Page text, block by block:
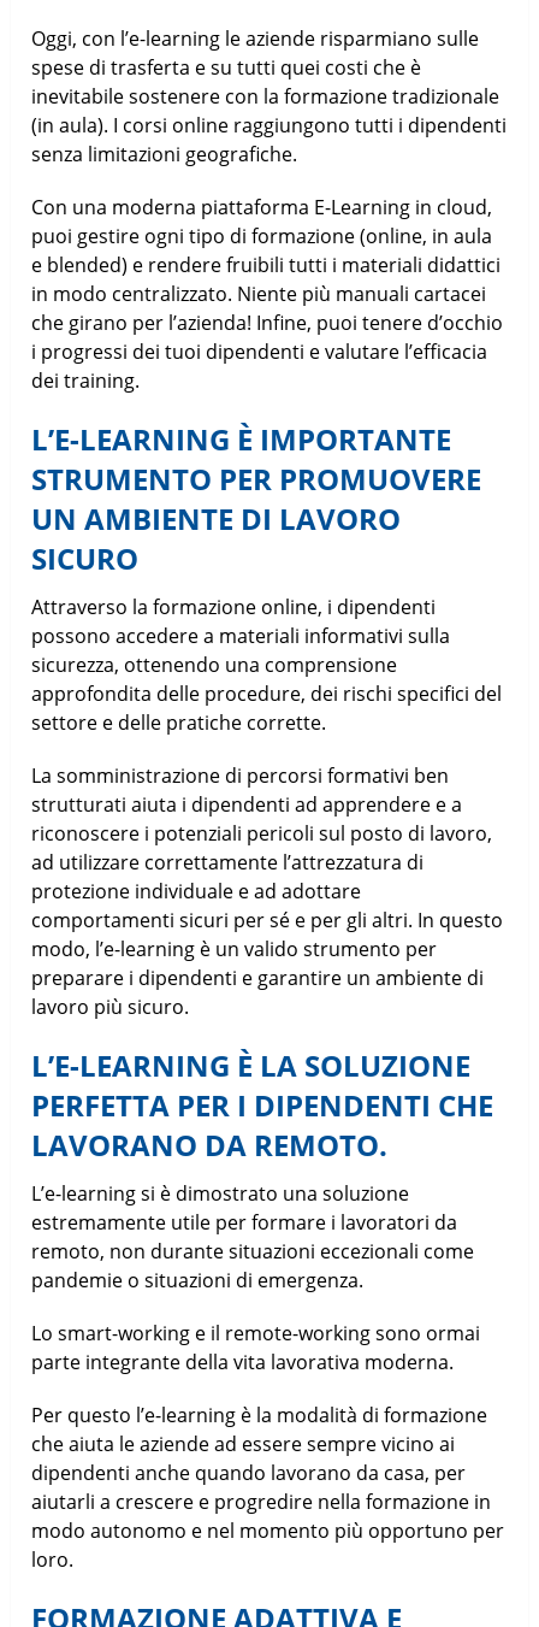
Oggi, con l’e-learning le aziende risparmiano sulle
spese di trasferta e su tutti quei costi che è
inevitabile sostenere con la formazione tradizionale
(in aula). I corsi online raggiungono tutti i dipendenti
senza limitazioni geografiche.
Con una moderna piattaforma E-Learning in cloud,
puoi gestire ogni tipo di formazione (online, in aula
e blended) e rendere fruibili tutti i materiali didattici
in modo centralizzato. Niente più manuali cartacei
che girano per l’azienda! Infine, puoi tenere d’occhio
i progressi dei tuoi dipendenti e valutare l’efficacia
dei training.
L’E-LEARNING È IMPORTANTE
STRUMENTO PER PROMUOVERE
UN AMBIENTE DI LAVORO
SICURO
Attraverso la formazione online, i dipendenti
possono accedere a materiali informativi sulla
sicurezza, ottenendo una comprensione
approfondita delle procedure, dei rischi specifici del
settore e delle pratiche corrette.
La somministrazione di percorsi formativi ben
strutturati aiuta i dipendenti ad apprendere e a
riconoscere i potenziali pericoli sul posto di lavoro,
ad utilizzare correttamente l’attrezzatura di
protezione individuale e ad adottare
comportamenti sicuri per sé e per gli altri. In questo
modo, l’e-learning è un valido strumento per
preparare i dipendenti e garantire un ambiente di
lavoro più sicuro.
L’E-LEARNING È LA SOLUZIONE
PERFETTA PER I DIPENDENTI CHE
LAVORANO DA REMOTO.
L’e-learning si è dimostrato una soluzione
estremamente utile per formare i lavoratori da
remoto, non durante situazioni eccezionali come
pandemie o situazioni di emergenza.
Lo smart-working e il remote-working sono ormai
parte integrante della vita lavorativa moderna.
Per questo l’e-learning è la modalità di formazione
che aiuta le aziende ad essere sempre vicino ai
dipendenti anche quando lavorano da casa, per
aiutarli a crescere e progredire nella formazione in
modo autonomo e nel momento più opportuno per
loro.
FORMAZIONE ADATTIVA E